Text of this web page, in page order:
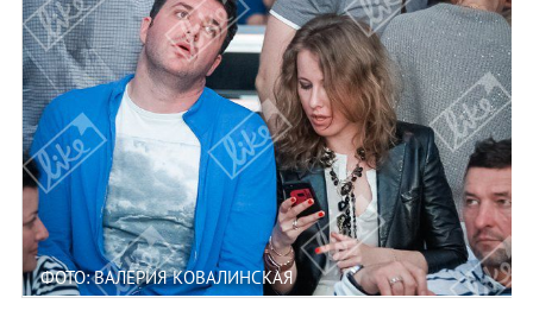
ФОТО: ВАЛЕРИЯ КОВАЛИНСКАЯ